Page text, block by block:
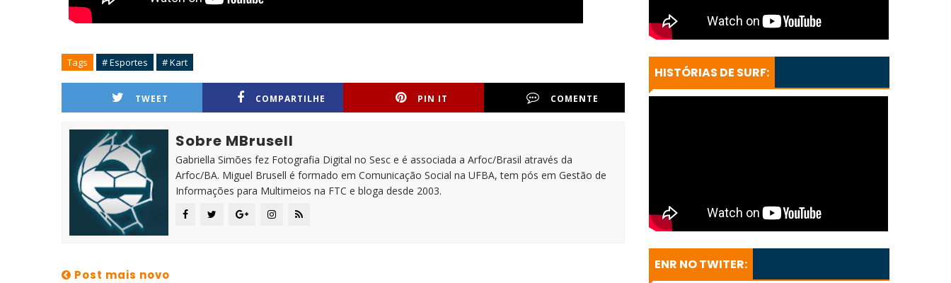
Tags # Esportes # Kart
TWEET COMPARTILHE PIN IT COMENTE
Sobre MBrusell
Gabriella Simões fez Fotografia Digital no Sesc e é associada a Arfoc/Brasil através da
Arfoc/BA. Miguel Brusell é formado em Comunicação Social na UFBA, tem pós em Gestão de
Informações para Multimeios na FTC e bloga desde 2003.
Post mais novo
HISTÓRIAS DE SURF:
ENR NO TWITER: